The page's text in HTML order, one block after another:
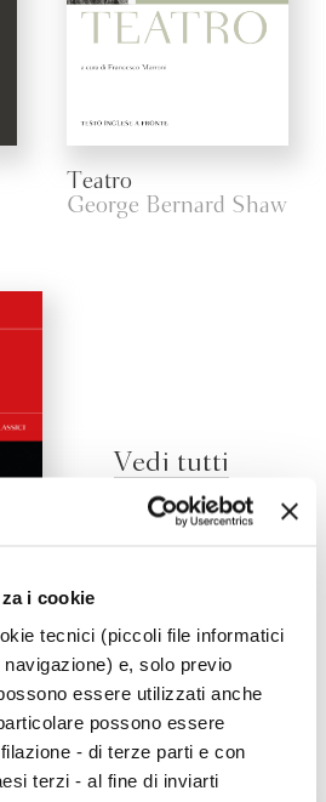
i cookie
tecnici (piccoli file informatici
e, solo previo
essere utilizzati anche
possono essere
- di terze parti e con
terzi - al fine di inviarti
Teatro
George Bernard Shaw
Vedi tutti